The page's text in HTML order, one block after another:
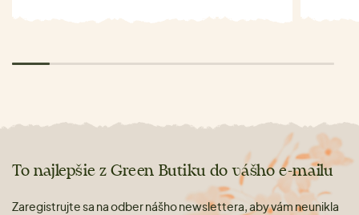
To najlepšie z Green Butiku do vášho e-mailu
Zaregistrujte sa na odber nášho newslettera, aby vám neunikla